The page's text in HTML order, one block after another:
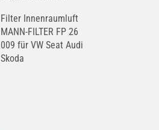
Filter Innenraumluft
MANN-FILTER FP 26
009 für VW Seat Audi
Skoda